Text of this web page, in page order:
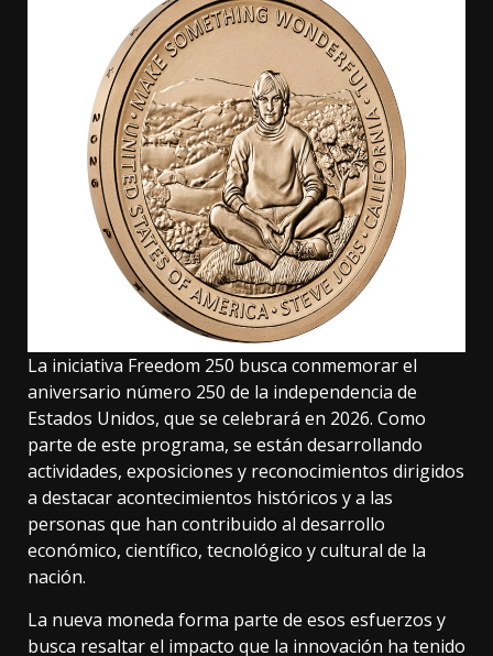
La iniciativa Freedom 250 busca conmemorar el
aniversario número 250 de la independencia de
Estados Unidos, que se celebrará en 2026. Como
parte de este programa, se están desarrollando
actividades, exposiciones y reconocimientos dirigidos
a destacar acontecimientos históricos y a las
personas que han contribuido al desarrollo
económico, científico, tecnológico y cultural de la
nación.
La nueva moneda forma parte de esos esfuerzos y
busca resaltar el impacto que la innovación ha tenido